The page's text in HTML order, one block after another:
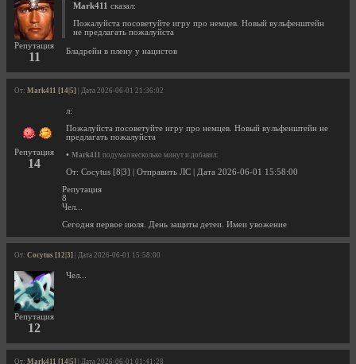
Репутация
11
Mark411 сказал:
Пожалуйста посоветуйте игру про немцев. Новый вульфенштейн
не предлагать пожалуйста
Бладрейн в плену у нацистов
От: Mark411 [14|5] | Дата 2026-06-01 21:36:02
Репутация
14
л:
Пожалуйста посоветуйте игру про немцев. Новый вульфенштейн не
предлагать пожалуйста
• Mark411 подумал несколько минут и добавил:
От: Cocytus [8|3] | Отправить ЛС | Дата 2026-06-01 15:58:00
Репутация
8
Чел...
Сегодня первое июля. День защиты детеи. Имеи увожение
От: Cocytus [12|3] | Дата 2026-06-01 15:58:00
Репутация
12
Чел...
От: Mark411 [14|5] | Дата 2026-06-01 01:41:28